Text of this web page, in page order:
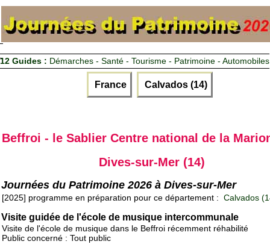
12 Guides : Démarches - Santé - Tourisme - Patrimoine - Automobiles
France Calvados (14)
Beffroi - le Sablier Centre national de la
Dives-sur-Mer (14)
Journées du Patrimoine 2026 à Dives-sur-Mer
[2025] programme en préparation pour ce département : Calvados
Visite guidée de l'école de musique intercommunale
Visite de l'école de musique dans le Beffroi récemment réhabilité
Public concerné : Tout public